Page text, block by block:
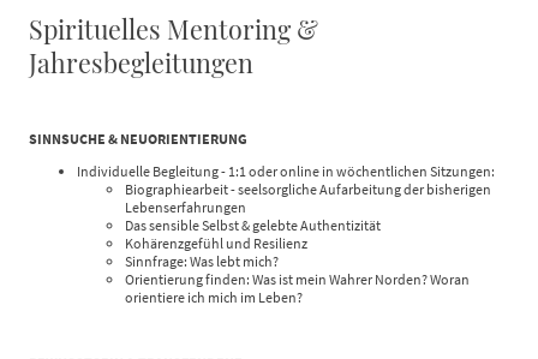
Spirituelles Mentoring &
Jahresbegleitungen
SINNSUCHE & NEUORIENTIERUNG
Individuelle Begleitung - 1:1 oder online in wöchentlichen Sitzungen:
Biographiearbeit - seelsorgliche Aufarbeitung der bisherigen
Lebenserfahrungen
Das sensible Selbst & gelebte Authentizität
Kohärenzgefühl und Resilienz
Sinnfrage: Was lebt mich?
Orientierung finden: Was ist mein Wahrer Norden? Woran
orientiere ich mich im Leben?